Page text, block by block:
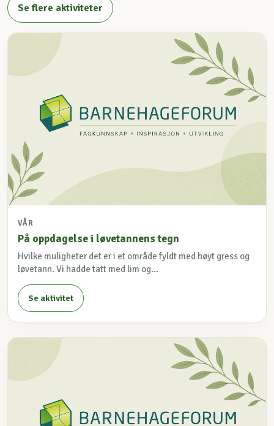
Se flere aktiviteter
VÅR
På oppdagelse i løvetannens tegn
Hvilke muligheter det er i et område fyldt med høyt gress og
løvetann. Vi hadde tatt med lim og...
Se aktivitet